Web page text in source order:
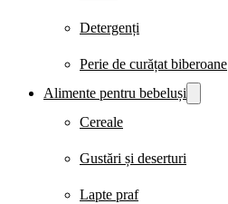
Detergenți
Perie de curățat biberoane
Alimente pentru bebeluși
Cereale
Gustări și deserturi
Lapte praf